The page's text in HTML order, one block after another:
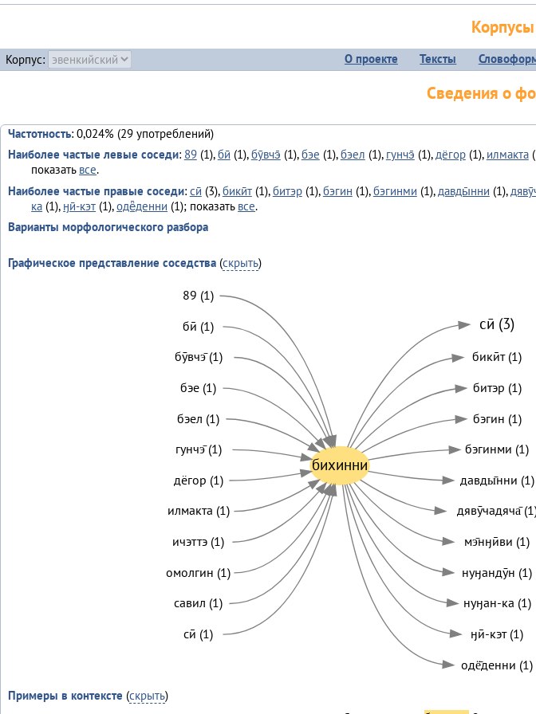
Корпус: О проекте Тексты
Сведения о
Частотность: 0,024% (29 употреблений)
Наиболее частые левые соседи: 89(1),бӣ (1),бӯвчэ̄ (1),бэе (1),бэел (1), гунчэ̄ (1),дёгор(1), илмакта
показать все.
Наиболее частые правые соседи: сӣ (3),бикӣт(1),битэр(1),бэгин (1),бэгинми (1), давды̄нни (1),
ка (1), ӈӣ-кэт (1),одё̄денни (1); показать все.
Варианты морфологического разбора
Графическое представление соседства(скрыть)
бихинни
сӣ (3)
бикӣт (1)
битэр (1)
бэгин (1)
бэгинми (1)
давды̄нни (1)
дявӯчадяча̄
мэ̄нӈӣви (1)
нуӈандӯн (1)
нуӈан-ка (1)
ӈӣ-кэт (1)
одё̄денни (1)
89 (1)
бӣ (1)
бӯвчэ̄ (1)
бэе (1)
бэел (1)
гунчэ̄ (1)
дёгор (1)
илмакта (1)
ичэттэ (1)
омолгин (1)
савил (1)
сӣ (1)
Примеры в контексте (скрыть)